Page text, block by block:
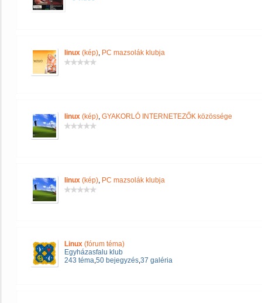
linux (kép), PC mazsolák klubja
linux (kép), GYAKORLÓ INTERNETEZŐK közössége
linux (kép), PC mazsolák klubja
Linux (fórum téma)
Egyházasfalu klub
243 téma,50 bejegyzés,37 galéria